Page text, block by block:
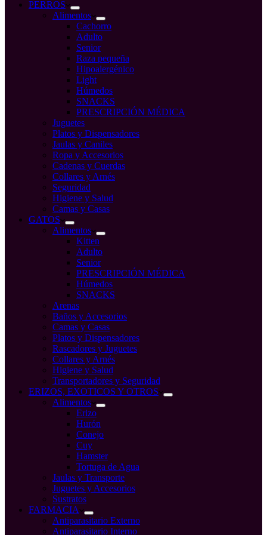
compraPERROS
Alimentos
Cachorro
Adulto
Senior
Raza pequeña
Hipoalergénico
Light
Húmedos
SNACKS
PRESCRIPCIÓN MÉDICA
Juguetes
Platos y Dispensadores
Jaulas y Caniles
Ropa y Accesorios
Cadenas y Cuerdas
Collares y Arnés
Seguridad
Higiene y Salud
Camas y Casas
GATOS
Alimentos
Kitten
Adulto
Senior
PRESCRIPCIÓN MÉDICA
Húmedos
SNACKS
Arenas
Baños y Accesorios
Camas y Casas
Platos y Dispensadores
Rascadores y Juguetes
Collares y Arnés
Higiene y Salud
Transportadores y Seguridad
ERIZOS, EXOTICOS Y OTROS
Alimentos
Erizo
Hurón
Conejo
Cuy
Hamster
Tortuga de Agua
Jaulas y Transporte
Juguetes y Accesorios
Sustratos
FARMACIA
Antiparasitario Externo
Antiparasitario Interno